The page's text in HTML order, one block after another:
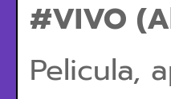
#VIVO
Pelicula,